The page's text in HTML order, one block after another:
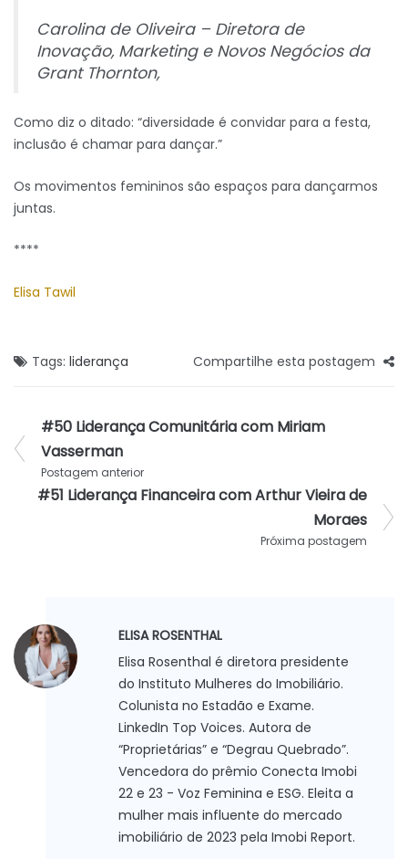
Carolina de Oliveira – Diretora de
Inovação, Marketing e Novos Negócios da
Grant Thornton,
Como diz o ditado: “diversidade é convidar para a festa,
inclusão é chamar para dançar.”
Os movimentos femininos são espaços para dançarmos
juntas.
****
Elisa Tawil
Tags: liderança Compartilhe esta postagem
#50 Liderança Comunitária com Miriam
Vasserman
Postagem anterior
#51 Liderança Financeira com Arthur Vieira de
Moraes
Próxima postagem
ELISA ROSENTHAL
Elisa Rosenthal é diretora presidente
do Instituto Mulheres do Imobiliário.
Colunista no Estadão e Exame.
LinkedIn Top Voices. Autora de
“Proprietárias” e “Degrau Quebrado”.
Vencedora do prêmio Conecta Imobi
22 e 23 - Voz Feminina e ESG. Eleita a
mulher mais influente do mercado
imobiliário de 2023 pela Imobi Report.